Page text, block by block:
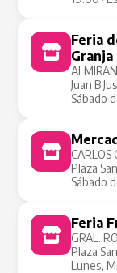
Feria
Granja
Juan B
Sábado
CARLOS
Plaza
Sábado
Feria
GRAL.
Plaza
Lunes,